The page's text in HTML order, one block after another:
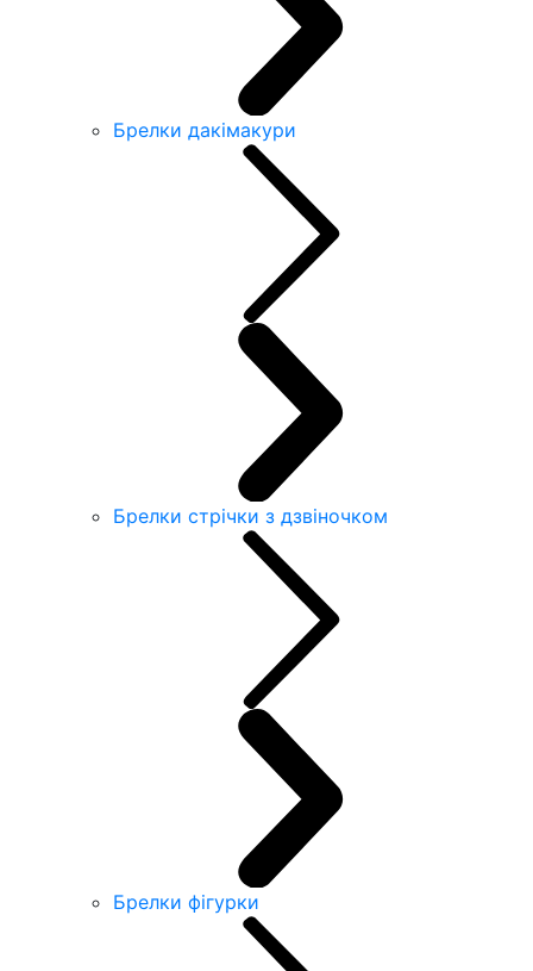
Брелки дакімакури
Брелки стрічки з дзвіночком
Брелки фігурки